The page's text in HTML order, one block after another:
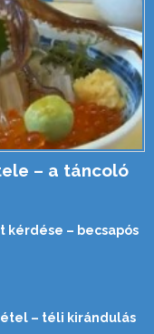
– a táncoló
kérdése – becsapós
– téli kirándulás